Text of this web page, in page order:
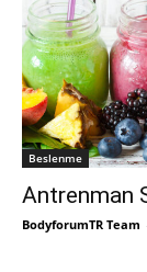
Beslenme
Antrenman
BodyforumTR Team